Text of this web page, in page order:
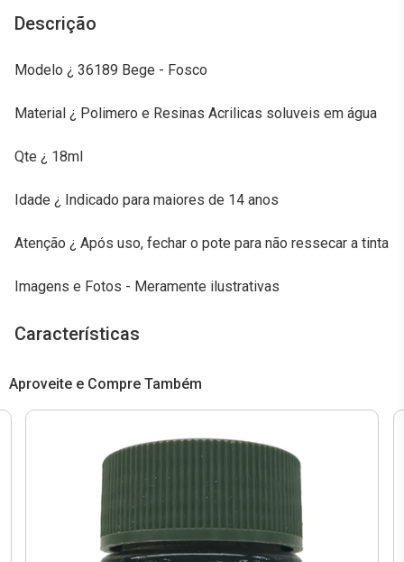
Descrição
Modelo ¿ 36189 Bege - Fosco
Material ¿ Polimero e Resinas Acrilicas soluveis em água
Qte ¿ 18ml
Idade ¿ Indicado para maiores de 14 anos
Atenção ¿ Após uso, fechar o pote para não ressecar a tinta
Imagens e Fotos - Meramente ilustrativas
Características
Aproveite e Compre Também